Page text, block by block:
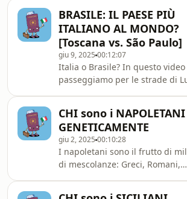
Roma.Dalla preistoria al
scopri l&#39;evoluzione
popolo romano attraverso
mescolanze e influenze culturali.
Questo video esplora 12.000
storia genetica: dai cacciatori-
raccoglitori del Lazio agli
neolitici, dai pastori delle
scamb
BRASILE: IL PAESE PIÙ
ITALIANO AL MONDO?
[Toscana vs. São Paulo]
giu 9, 2025 00:12:07
Italia o Brasile? In questo video
passeggiamo per le strade di
mesi a São Paulo.Fabio
brasiliani alla scoperta dell’Italia
oggi ci racconta le differenze
più sorprendenti tra i due
mentalità, abitudini, lingua,
cibo e molto altro!
STUDI ITALIANO? Iscriviti AL MIO
CHI sono i NAPOLETANI
GENETICAMENTE
giu 2, 2025 00:10:28
I napoletani sono il frutto di
di mescolanze: Greci, Romani,